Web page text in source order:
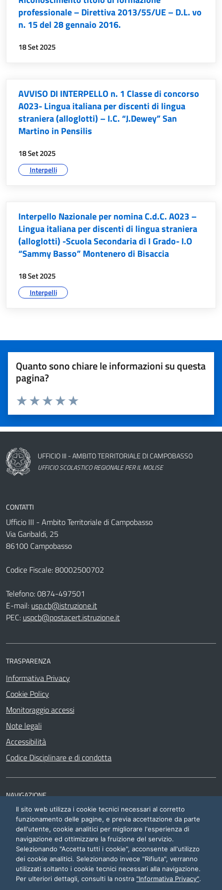
professionale – Direttiva 2013/55/UE – D.L. vo
n. 15 del 28 gennaio 2016.
data:
18 Set 2025
AVVISO DI INTERPELLO n. 1 Classe di concorso
A023- Lingua italiana per discenti di lingua
straniera (alloglotti) – I.C. “J.Dewey” San
Martino in Pensilis
data:
18 Set 2025
argomenti:
Interpelli
Interpello Nazionale per nomina C.d.C. A023 –
Lingua italiana per discenti di lingua straniera
(alloglotti) -Scuola Secondaria di I Grado- I.O
“Sammy Basso” Montenero di Bisaccia
data:
18 Set 2025
argomenti:
Interpelli
Quanto sono chiare le informazioni su questa
pagina?
Valuta 5 stelle su 5
Valuta 4 stelle su 5
Valuta 3 stelle su 5
Valuta 2 stelle su 5
Valuta 1 stelle su 5
Nome dell'amministrazione
UFFICIO III - AMBITO TERRITORIALE DI CAMPOBASSO
UFFICIO SCOLASTICO REGIONALE PER IL MOLISE
CONTATTI
Ufficio III - Ambito Territoriale di Campobasso
Via Garibaldi, 25
86100 Campobasso
Codice Fiscale: 80002500702
Telefono:0874-497501
E-mail: usp.cb@istruzione.it
PEC: uspcb@postacert.istruzione.it
TRASPARENZA
Informativa Privacy
Cookie Policy
Monitoraggio accessi
Note legali
Accessibilità
Codice Disciplinare e di condotta
NAVIGAZIONE
Siti di interesse
Area riservata
Il sito web utilizza i cookie tecnici necessari al corretto
funzionamento delle pagine, e previa accettazione da parte
dell'utente, cookie analitici per migliorare l'esperienza di
navigazione ed ottimizzare la fruizione del servizio.
Selezionando "Accetta tutti i cookie", acconsente all'utilizzo
dei cookie analitici. Selezionando invece "Rifiuta", verranno
utilizzati soltanto i cookie tecnici necessari alla navigazione.
Per ulteriori dettagli, consulti la nostra "Informativa Privacy".